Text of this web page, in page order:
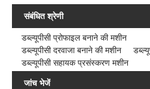
संबंधित श्रेणी
डब्ल्यूपीसी प्रोफाइल बनाने की मशीन
डब्ल्यूपीसी दरवाजा बनाने की मशीन
डब्ल्यूपीसी सहायक प्रसंस्करण मशीन
जांच भेजें